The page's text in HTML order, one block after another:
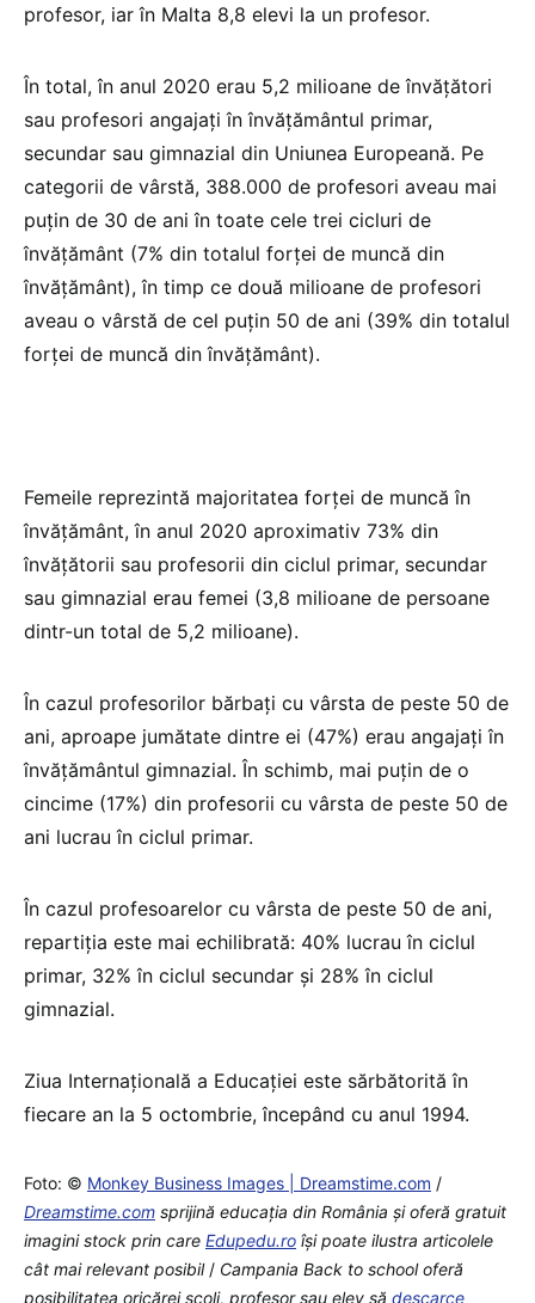
profesor, iar în Malta 8,8 elevi la un profesor.
În total, în anul 2020 erau 5,2 milioane de învăţători
sau profesori angajaţi în învăţământul primar,
secundar sau gimnazial din Uniunea Europeană. Pe
categorii de vârstă, 388.000 de profesori aveau mai
puţin de 30 de ani în toate cele trei cicluri de
învăţământ (7% din totalul forţei de muncă din
învăţământ), în timp ce două milioane de profesori
aveau o vârstă de cel puţin 50 de ani (39% din totalul
forţei de muncă din învăţământ).
Femeile reprezintă majoritatea forţei de muncă în
învăţământ, în anul 2020 aproximativ 73% din
învăţătorii sau profesorii din ciclul primar, secundar
sau gimnazial erau femei (3,8 milioane de persoane
dintr-un total de 5,2 milioane).
În cazul profesorilor bărbaţi cu vârsta de peste 50 de
ani, aproape jumătate dintre ei (47%) erau angajaţi în
învăţământul gimnazial. În schimb, mai puţin de o
cincime (17%) din profesorii cu vârsta de peste 50 de
ani lucrau în ciclul primar.
În cazul profesoarelor cu vârsta de peste 50 de ani,
repartiţia este mai echilibrată: 40% lucrau în ciclul
primar, 32% în ciclul secundar şi 28% în ciclul
gimnazial.
Ziua Internaţională a Educaţiei este sărbătorită în
fiecare an la 5 octombrie, începând cu anul 1994.
Foto: © Monkey Business Images | Dreamstime.com /
Dreamstime.com sprijină educaţia din România şi oferă gratuit
imagini stock prin care Edupedu.ro îşi poate ilustra articolele
cât mai relevant posibil/ Campania Back to school oferă
posibilitatea oricărei școli, profesor sau elev să descarce